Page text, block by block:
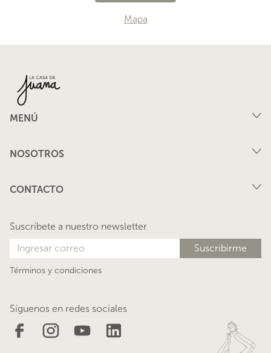
Mapa
MENÚ
Nosotros
Blog
NOSOTROS
CONTACTO
Suscríbete a nuestro newsletter
Términos y condiciones
Síguenos en redes sociales